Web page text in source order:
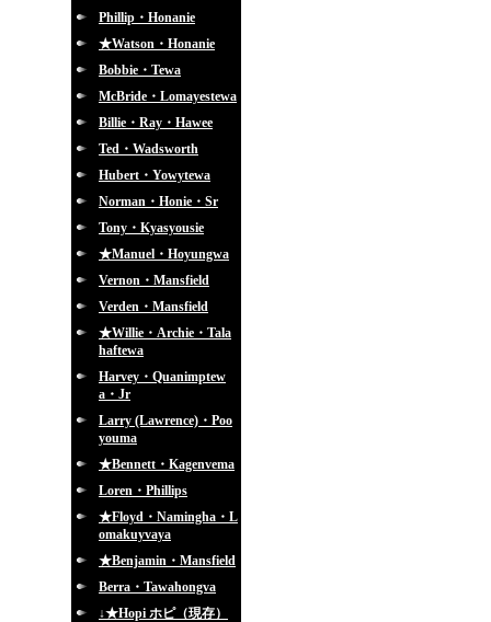
Phillip・Honanie
★Watson・Honanie
Bobbie・Tewa
McBride・Lomayestewa
Billie・Ray・Hawee
Ted・Wadsworth
Hubert・Yowytewa
Norman・Honie・Sr
Tony・Kyasyousie
★Manuel・Hoyungwa
Vernon・Mansfield
Verden・Mansfield
★Willie・Archie・Tala
haftewa
Harvey・Quanimptew
a・Jr
Larry (Lawrence)・Poo
youma
★Bennett・Kagenvema
Loren・Phillips
★Floyd・Namingha・L
omakuyvaya
★Benjamin・Mansfield
Berra・Tawahongva
↓★Hopi ホピ（現存）